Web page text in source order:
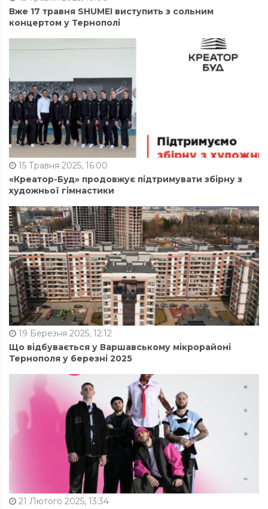
Вже 17 травня SHUMEI виступить з сольним
концертом у Тернополі
15 Травня 2025, 16:00
«Креатор-Буд» продовжує підтримувати збірну з
художньої гімнастики
19 Березня 2025, 12:12
Що відбувається у Варшавському мікрорайоні
Тернополя у березні 2025
21 Лютого 2025, 13:34